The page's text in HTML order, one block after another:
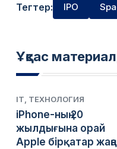
Тегтер: IPO
Ұқсас
IT, ТЕХНОЛОГИЯ
iPhone-ның 20
жылдығына орай
Apple бірқатар жаңа